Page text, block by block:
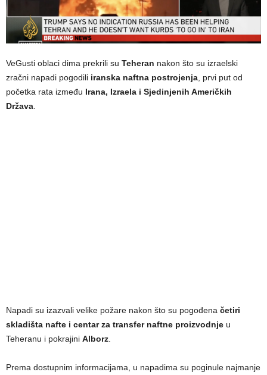
VeGusti oblaci dima prekrili su Teheran nakon što su izraelski
zračni napadi pogodili iranska naftna postrojenja , prvi put od
početka rata između Irana, Izraela i Sjedinjenih Američkih
Država
Napadi su izazvali velike požare nakon što su pogođena četiri
skladišta nafte i centar za transfer naftne proizvodnje u
Teheranu i pokrajini Alborz
Prema dostupnim informacijama, u napadima su poginule najmanje